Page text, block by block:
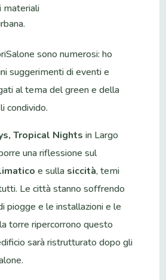
materiali
sono numerosi: ho
suggerimenti di eventi e
al tema del green e della
condivido.
Tropical Nights in Largo
una riflessione sul
e sulla siccità, temi
Le città stanno soffrendo
piogge e le installazioni e le
torre ripercorrono questo
sarà ristrutturato dopo gli